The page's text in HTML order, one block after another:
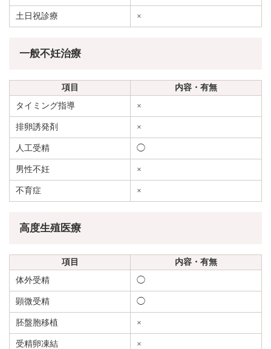
土日祝診療 ×
一般不妊治療
項目
内容・有無
タイミング指導
×
排卵誘発剤 ×
人工受精 ◯
男性不妊 ×
不育症 ×
高度生殖医療
項目
内容・有無
体外受精
◯
顕微受精 ◯
胚盤胞移植 ×
受精卵凍結 ×